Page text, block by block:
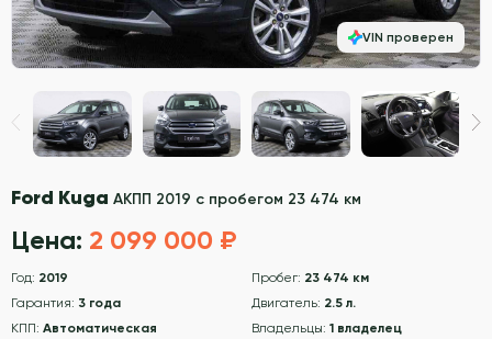
Ford Kuga АКПП 2019 с пробегом 23 474 км
Цена: 2 099 000 ₽
Год: 2019 Пробег: 23 474 км
Гарантия: 3 года Двигатель: 2.5 л.
КПП: Автоматическая Владельцы: 1 владелец
VIN проверен